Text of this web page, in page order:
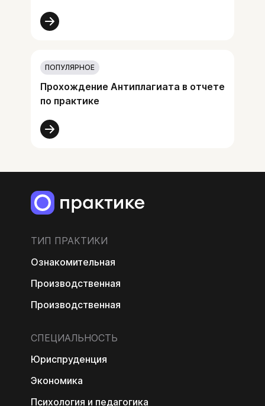
ПОПУЛЯРНОЕ
Прохождение Антиплагиата в отчете
по практике
ТИП ПРАКТИКИ
Ознакомительная
Производственная
Производственная
СПЕЦИАЛЬНОСТЬ
Юриспруденция
Экономика
Психология и педагогика